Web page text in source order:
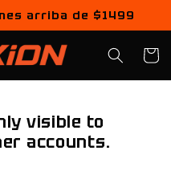
arriba de $1499
Carrito
visible to
accounts.